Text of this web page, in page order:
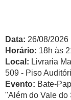
Data: 26/08/2026
Horário: 18h às
Local: Livraria
509 - Piso
Evento: Bate-
"Além do Vale